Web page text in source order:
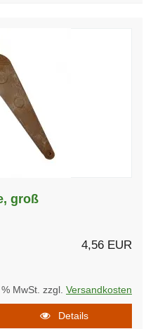
groß
4,56 EUR
MwSt. zzgl. Versandkosten
Details